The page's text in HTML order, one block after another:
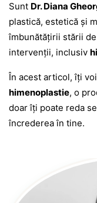
Sunt Dr. Diana
plastică, estetică și
îmbunătățirii stării
intervenții, inclusiv
În acest articol, îți
himenoplastie, o
doar îți poate reda
încrederea în tine.